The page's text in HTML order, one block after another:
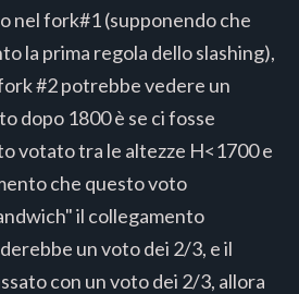
nel fork#1 (supponendo che
la prima regola dello slashing),
#2 potrebbe vedere un
dopo 1800 è se ci fosse
votato tra le altezze H<1700 e
che questo voto
il collegamento
un voto dei 2/3, e il
con un voto dei 2/3, allora